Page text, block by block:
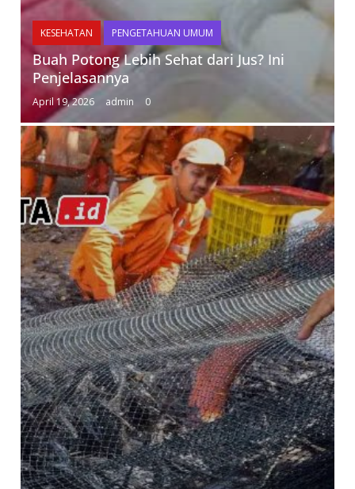
KESEHATAN PENGETAHUAN UMUM
Buah Potong Lebih Sehat dari Jus? Ini
Penjelasannya
April 19, 2026 admin 0